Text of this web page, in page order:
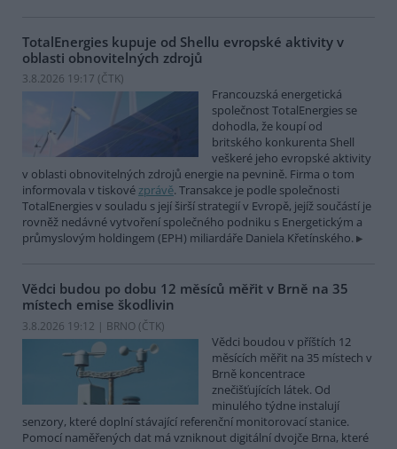
TotalEnergies kupuje od Shellu evropské aktivity v
oblasti obnovitelných zdrojů
3.8.2026 19:17 (ČTK)
Francouzská energetická
společnost TotalEnergies se
dohodla, že koupí od
britského konkurenta Shell
veškeré jeho evropské aktivity
v oblasti obnovitelných zdrojů energie na pevnině. Firma o tom
informovala v tiskovézprávě. Transakce je podle společnosti
TotalEnergies v souladu s její širší strategií v Evropě, jejíž součástí je
rovněž nedávné vytvoření společného podniku s Energetickým a
průmyslovým holdingem (EPH) miliardáře Daniela Křetínského.
Vědci budou po dobu 12 měsíců měřit v Brně na 35
místech emise škodlivin
3.8.2026 19:12 | BRNO (ČTK)
Vědci boudou v příštích 12
měsících měřit na 35 místech v
Brně koncentrace
znečišťujících látek. Od
minulého týdne instalují
senzory, které doplní stávající referenční monitorovací stanice.
Pomocí naměřených dat má vzniknout digitální dvojče Brna, které